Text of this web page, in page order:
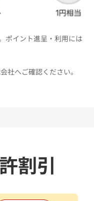
ポイント進呈・利用には
社へご確認ください。
割引